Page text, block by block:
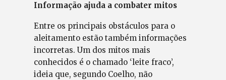
Informação ajuda a combater mitos
Entre os principais obstáculos para o
aleitamento estão também informações
incorretas. Um dos mitos mais
conhecidos é o chamado ‘leite fraco’,
ideia que, segundo Coelho, não